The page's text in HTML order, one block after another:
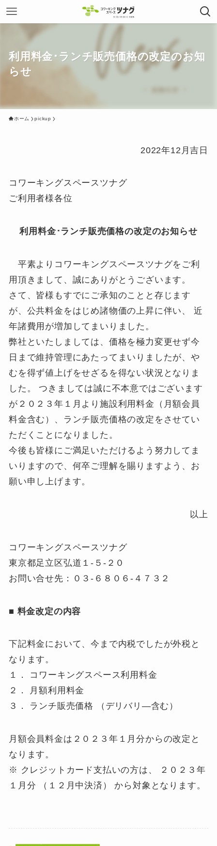
利用料金･ランチ販売価格の改定のお知
らせ
ホーム pickup
2022年12月吉日
コワーキングスペースツナグ
ご利用者様各位
利用料金･ランチ販売価格の改定のお知らせ
平素よりコワーキングスペースツナグをご利
用頂きまして、誠にありがとうございます。
さて、皆様もすでにご承知のことと存じます
が、公共料金をはじめ諸物価の上昇に伴い、 近
年諸費用が増加してまいりました。
弊社といたしましては、価格を極力変更せず今
日まで維持管理にあたってまいりましたが、や
むを得ず値上げをせざるを得ない状況となりま
した。 つきましては誠に不本意ではございます
が２０２３年１月より施設利用料金（月額会員
料金含む）、ランチ販売価格の改定をさせてい
ただくことになりました。
今後も皆様にご満足いただけるよう努力してま
いりますので、何卒ご理解を賜りますよう、お
願い申し上げます。
以上
コワーキングスペースツナグ
東京都足立区弘道１-５-２０
お問い合せ先：０３-６８０６-４７３２
■ 料金改定の内容
下記料金において、今まで内税でしたが外税と
なります。
１． コワーキングスペース利用料金
２． 月額利用料金
３． ランチ販売価格 （デリバリ―含む）
月額会員料金は２０２３年１月分からの改定と
なります。
※ クレジットカード支払いの方は、 ２０２３年
１月分 （１２月中決済） から対象となります。